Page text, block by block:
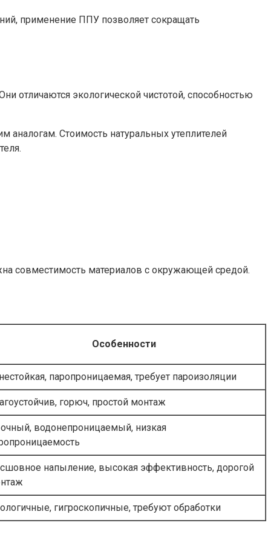
применение ППУ позволяет сокращать
отличаются экологической чистотой, способностью
аналогам. Стоимость натуральных утеплителей
совместимость материалов с окружающей средой.
Особенности
паропроницаемая, требует пароизоляции
горюч, простой монтаж
водонепроницаемый, низкая
напыление, высокая эффективность, дорогой
гигроскопичные, требуют обработки